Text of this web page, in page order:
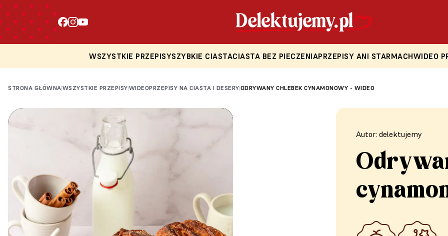
WSZYSTKIE PRZEPISYSZYBKIE CIASTACIASTA BEZ PIECZENIAPRZEPISY ANI STARMACHWIDEO
STRONA GŁÓWNA|WSZYSTKIE PRZEPISY|WIDEOPRZEPISY NA CIASTA I DESERY|ODRYWANY CHLEBEK CYNAMONOWY - WIDEO
Loading
Autor: delektujemy